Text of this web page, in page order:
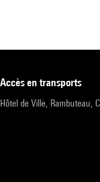
accès en transports
Hôtel de Ville, Rambuteau,